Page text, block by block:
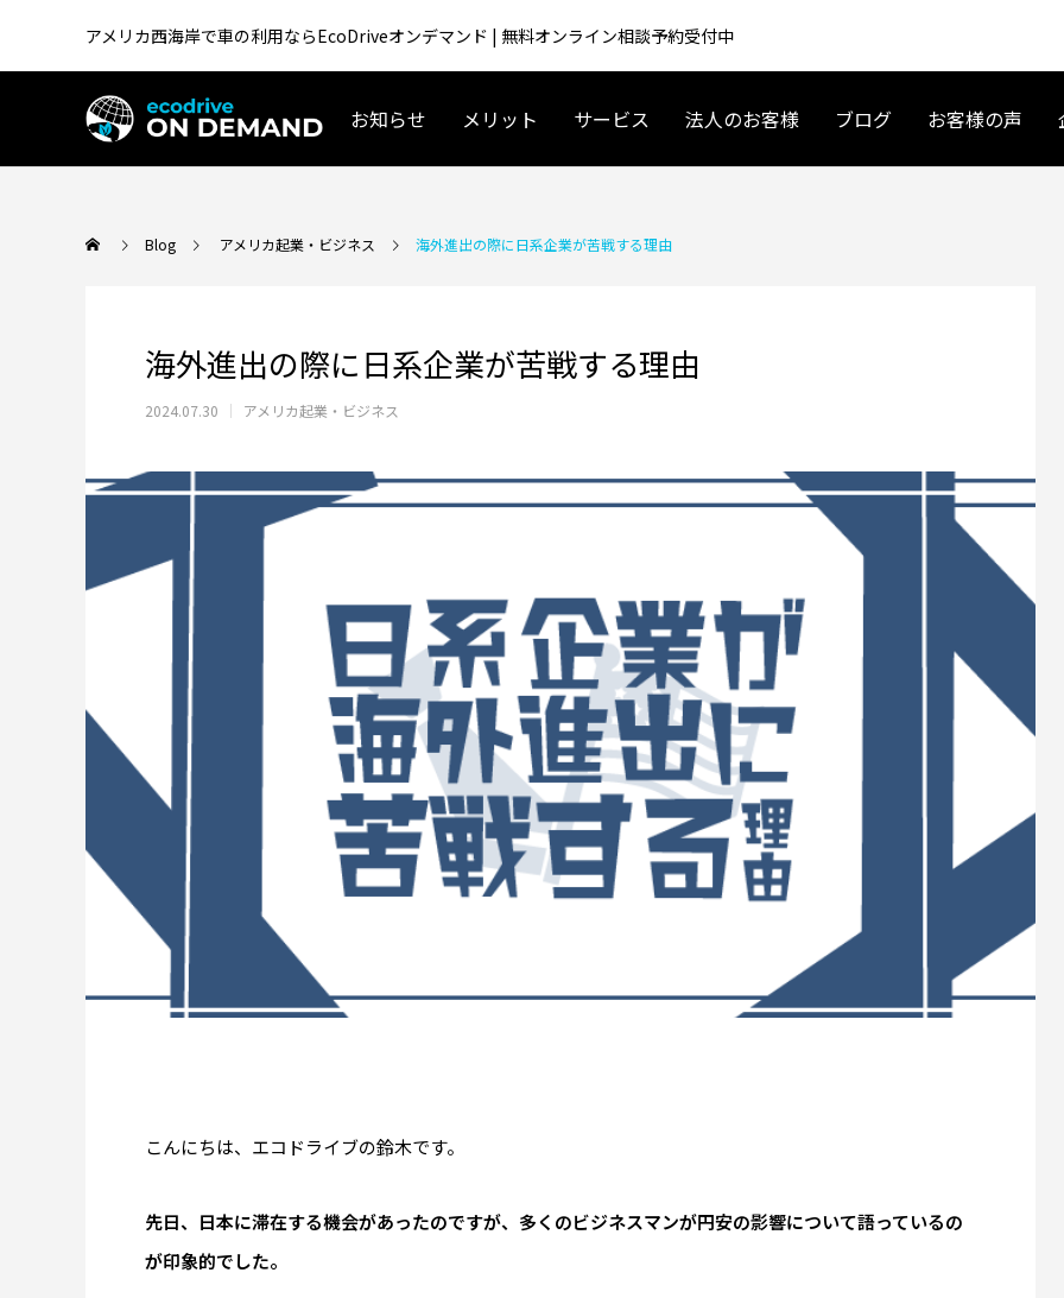
アメリカ西海岸で車の利用ならEcoDriveオンデマンド | 無料オンライン相談予約受付中
お知らせ メリット サービス 法人のお客様 ブログ お客様の声
テスラ「Supercharger for Business」
とは？店舗にスーパーチャージャーを設
置 駐車場4台から考えるEV充電集客
2026.07.08
アメリカ 車 リースの基礎〜契約まで｜
夫婦で海外移住するには？育
LAに住んだ13ヶ月の実話
米国起業の失敗談｜プリウス30台の貸
し出しで5万ドル損失、得た3つの教訓
2026.08.02
アメリカ起業の失敗談｜在庫70台を救
うはずだった車の貸し出しの誤算
アメリカで起業するとき借金は
SBA融資と良い借入の判断基準
2026.07.15
日清カップヌードルはなぜ世界で売れる
のか｜アラスカで見た日清食品の世界展
アラスカのオーロラツアー体験記: −15℃
アメリカの寿司ビジネス最前線
司と回転寿司の間を取る？寿司
Blog アメリカ起業・ビジネス 海外進出の際に日系企業が苦戦する理由
海外進出の際に日系企業が苦戦する理由
2024.07.30 アメリカ起業・ビジネス
こんにちは、エコドライブの鈴木です。
先日、日本に滞在する機会があったのですが、多くのビジネスマンが円安の影響について語っているの
が印象的でした。